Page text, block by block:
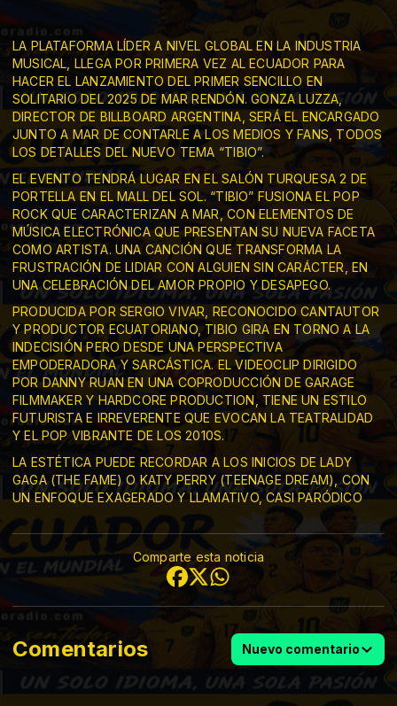
LA PLATAFORMA LÍDER A NIVEL GLOBAL EN LA INDUSTRIA
MUSICAL, LLEGA POR PRIMERA VEZ AL ECUADOR PARA
HACER EL LANZAMIENTO DEL PRIMER SENCILLO EN
SOLITARIO DEL 2025 DE MAR RENDÓN. GONZA LUZZA,
DIRECTOR DE BILLBOARD ARGENTINA, SERÁ EL ENCARGADO
JUNTO A MAR DE CONTARLE A LOS MEDIOS Y FANS, TODOS
LOS DETALLES DEL NUEVO TEMA “TIBIO”.
EL EVENTO TENDRÁ LUGAR EN EL SALÓN TURQUESA 2 DE
PORTELLA EN EL MALL DEL SOL. “TIBIO” FUSIONA EL POP
ROCK QUE CARACTERIZAN A MAR, CON ELEMENTOS DE
MÚSICA ELECTRÓNICA QUE PRESENTAN SU NUEVA FACETA
COMO ARTISTA. UNA CANCIÓN QUE TRANSFORMA LA
FRUSTRACIÓN DE LIDIAR CON ALGUIEN SIN CARÁCTER, EN
UNA CELEBRACIÓN DEL AMOR PROPIO Y DESAPEGO.
PRODUCIDA POR SERGIO VIVAR, RECONOCIDO CANTAUTOR
Y PRODUCTOR ECUATORIANO, TIBIO GIRA EN TORNO A LA
INDECISIÓN PERO DESDE UNA PERSPECTIVA
EMPODERADORA Y SARCÁSTICA. EL VIDEOCLIP DIRIGIDO
POR DANNY RUAN EN UNA COPRODUCCIÓN DE GARAGE
FILMMAKER Y HARDCORE PRODUCTION, TIENE UN ESTILO
FUTURISTA E IRREVERENTE QUE EVOCAN LA TEATRALIDAD
Y EL POP VIBRANTE DE LOS 2010S.
LA ESTÉTICA PUEDE RECORDAR A LOS INICIOS DE LADY
GAGA (THE FAME) O KATY PERRY (TEENAGE DREAM), CON
UN ENFOQUE EXAGERADO Y LLAMATIVO, CASI PARÓDICO
Comparte esta noticia
Comentarios Nuevo comentario